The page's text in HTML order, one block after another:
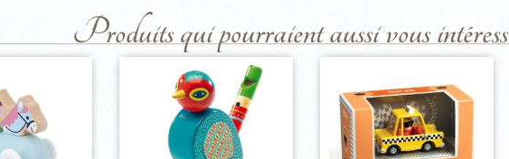
Produits qui pourraient aussi vous